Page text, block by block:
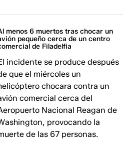
menos 6 muertos tras chocar un
pequeño cerca de un centro
de Filadelfia
incidente se produce después
que el miércoles un
chocara contra un
comercial cerca del
Nacional Reagan de
provocando la
de las 67 personas.